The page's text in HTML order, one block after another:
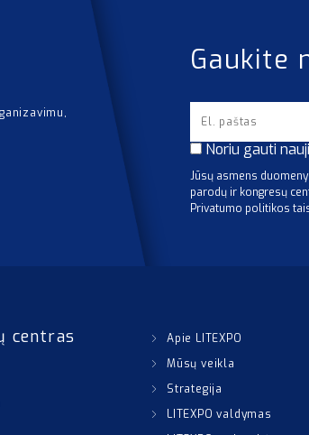
Gaukite
Noriu gauti
Jūsų asmens
parodų ir kongresų
Privatumo politikos
centras
Apie LITEXPO
Mūsų veikla
Strategija
LITEXPO valdymas